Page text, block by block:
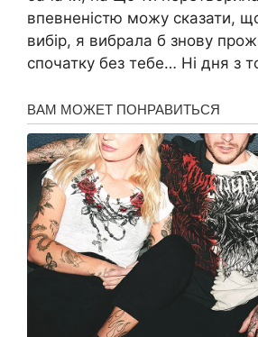
впевненістю можу сказати,
вибір, я вибрала б знову
спочатку без тебе… Ні дня з